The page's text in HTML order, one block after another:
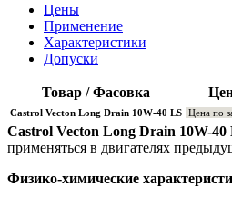
Цены
Применение
Характеристики
Допуски
Товар / Фасовка
Castrol Vecton Long Drain 10W-40 LS Цена по
Castrol Vecton Long Drain 10W-40
применяться в двигателях
Физико-химические